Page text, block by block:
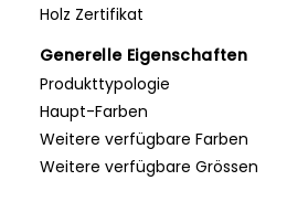
Holz Zertifikat
Generelle Eigenschaften
Produkttypologie
Haupt-Farben
Weitere verfügbare Farben
Weitere verfügbare Grössen